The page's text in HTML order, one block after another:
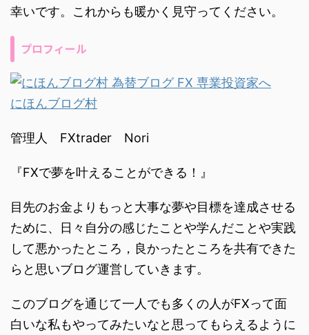
幸いです。これからも暖かく見守ってください。
プロフィール
にほんブログ村
管理人 FXtrader Nori
『FXで夢を叶えることができる！』
目先のお金よりもっと大事な夢や目標を達成させる
ために、日々自分の感じたことや学んだことや実践
して悪かったところ，良かったところを共有できた
らと思いブログ運営していきます。
このブログを通じて一人でも多くの人がFXって面
白いな私もやってみたいなと思ってもらえるように